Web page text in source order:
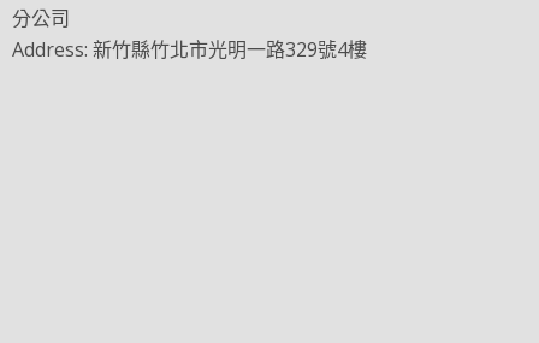
分公司
Address: 新竹縣竹北市光明一路329號4樓